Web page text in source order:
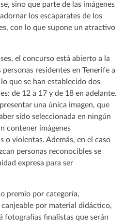
sino que parte de las imágenes
los escaparates de los
con lo que supone un atractivo
el concurso está abierto a la
residentes en Tenerife a
que se han establecido dos
de 12 a 17 y de 18 en adelante.
una única imagen, que
sido seleccionada en ningún
contener imágenes
o violentas. Además, en el caso
personas reconocibles se
expresa para ser
premio por categoría,
por material didáctico,
fotografías finalistas que serán